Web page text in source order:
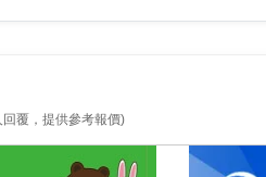
回覆，提供參考報價)